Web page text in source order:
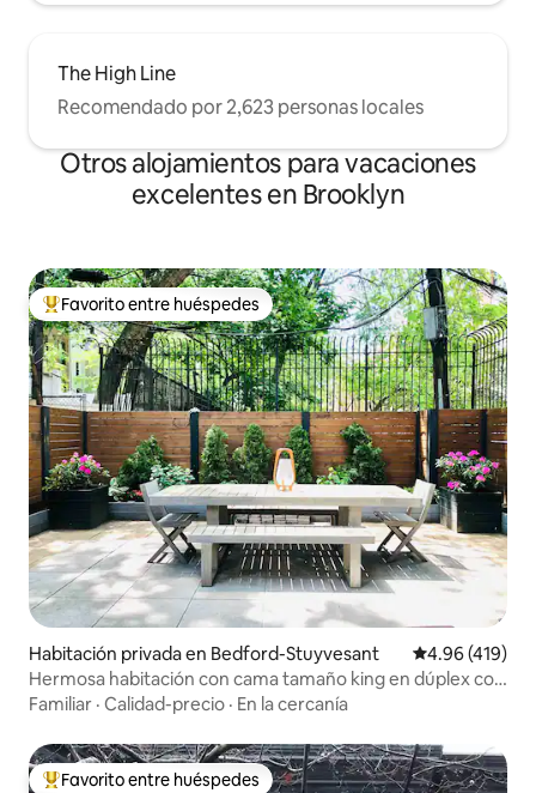
The High Line
Recomendado por 2,623 personas locales
Otros alojamientos para vacaciones
excelentes en Brooklyn
Favorito entre huéspedes preferido
Favorito entre huéspedes
Habitación privada en Bedford-Stuyvesant Calificación
4.96 (419)
Hermosa habitación con cama tamaño king en dúplex con
jardín compartido.
Familiar · Calidad-precio · En la cercanía
Favorito entre huéspedes